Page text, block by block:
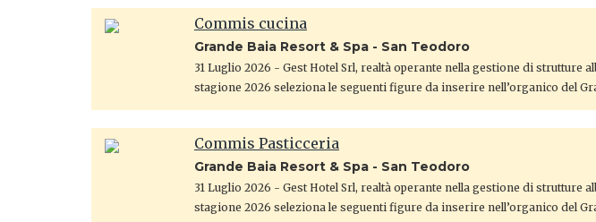
Commis cucina
Grande Baia Resort & Spa - San Teodoro
31 Luglio 2026 - Gest Hotel Srl, realtà operante nella gestione di strutture
stagione 2026 seleziona le seguenti figure da inserire nell’organico del
Commis Pasticceria
Grande Baia Resort & Spa - San Teodoro
31 Luglio 2026 - Gest Hotel Srl, realtà operante nella gestione di strutture
stagione 2026 seleziona le seguenti figure da inserire nell’organico del